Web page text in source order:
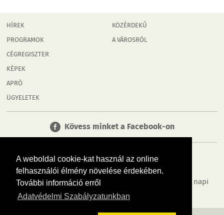
A weboldal cookie-kat használ az online
felhasználói élmény növelése érdekében.
További információ erről
Adatvédelmi Szabályzatunkban
HÍREK
PROGRAMOK
CÉGREGISZTER
KÉPEK
APRÓ
ÜGYELETEK
KÖZÉRDEKŰ
A VÁROSRÓL
Kövess minket a Facebook-on
Tudj meg többet városodról! Hírek, programok, képek, napi
menü, cégek…. és minden, ami Győr